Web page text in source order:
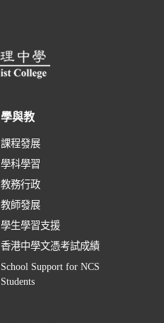
學與教
課程發展
學科學習
教務行政
教師發展
學生學習支援
香港中學文憑考試成績
School Support for NCS
Students